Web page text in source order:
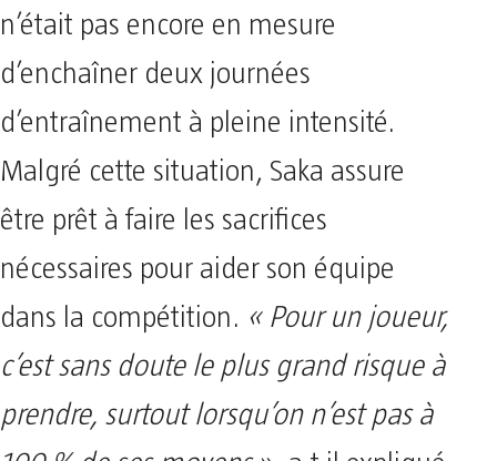
n’était pas encore en mesure
d’enchaîner deux journées
d’entraînement à pleine intensité.
Malgré cette situation, Saka assure
être prêt à faire les sacrifices
nécessaires pour aider son équipe
dans la compétition. « Pour un joueur,
c’est sans doute le plus grand risque à
prendre, surtout lorsqu’on n’est pas à